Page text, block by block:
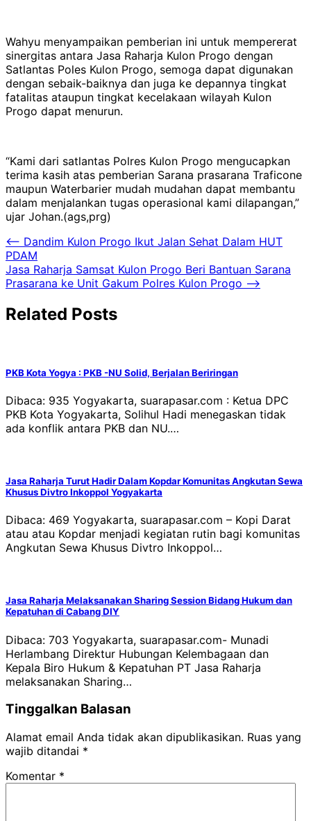
Wahyu menyampaikan pemberian ini untuk mempererat
sinergitas antara Jasa Raharja Kulon Progo dengan
Satlantas Poles Kulon Progo, semoga dapat digunakan
dengan sebaik-baiknya dan juga ke depannya tingkat
fatalitas ataupun tingkat kecelakaan wilayah Kulon
Progo dapat menurun.
“Kami dari satlantas Polres Kulon Progo mengucapkan
terima kasih atas pemberian Sarana prasarana Traficone
maupun Waterbarier mudah mudahan dapat membantu
dalam menjalankan tugas operasional kami dilapangan,”
ujar Johan.(ags,prg)
Navigasi
pos
⟵ Dandim Kulon Progo Ikut Jalan Sehat Dalam HUT
PDAM
Jasa Raharja Samsat Kulon Progo Beri Bantuan Sarana
Prasarana ke Unit Gakum Polres Kulon Progo ⟶
Related Posts
PKB Kota Yogya : PKB -NU Solid, Berjalan Beriringan
Dibaca: 935 Yogyakarta, suarapasar.com : Ketua DPC
PKB Kota Yogyakarta, Solihul Hadi menegaskan tidak
ada konflik antara PKB dan NU.…
Jasa Raharja Turut Hadir Dalam Kopdar Komunitas Angkutan Sewa
Khusus Divtro Inkoppol Yogyakarta
Dibaca: 469 Yogyakarta, suarapasar.com – Kopi Darat
atau atau Kopdar menjadi kegiatan rutin bagi komunitas
Angkutan Sewa Khusus Divtro Inkoppol…
Jasa Raharja Melaksanakan Sharing Session Bidang Hukum dan
Kepatuhan di Cabang DIY
Dibaca: 703 Yogyakarta, suarapasar.com- Munadi
Herlambang Direktur Hubungan Kelembagaan dan
Kepala Biro Hukum & Kepatuhan PT Jasa Raharja
melaksanakan Sharing…
Tinggalkan Balasan
Alamat email Anda tidak akan dipublikasikan. Ruas yang
wajib ditandai *
Komentar *